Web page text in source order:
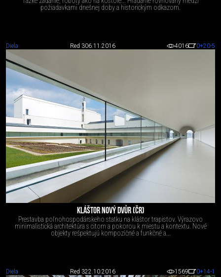
požiadavkami dnešnej doby a historickým odkazom.
Diela Red 306.11.2016 4016 0+20-5
KLÁŠTOR NOVÝ DVŮR (ČR)
Prestavba poľnohospodárskeho statku na kláštor trapistov. Výrazovo
minimalistická architektúra s citom a pokorou k miestu a kontextu. Nové
objekty rešpektujú kompozičné a funkčné a...
Diela Red 322.10.2016 1569 0+14-1